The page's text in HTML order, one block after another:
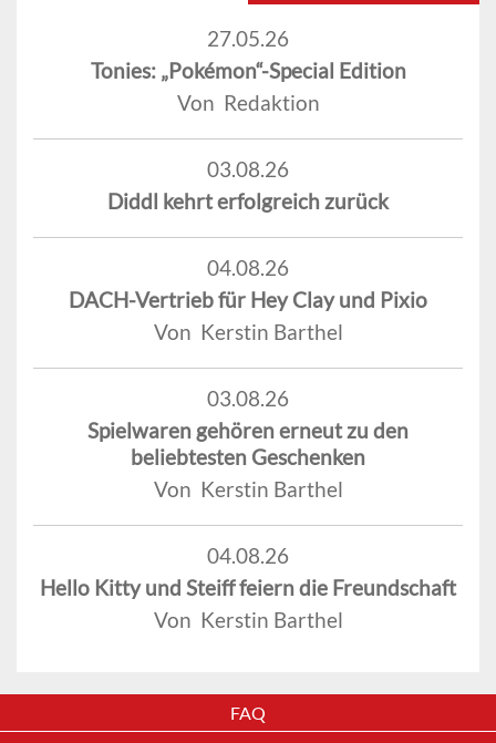
27.05.26
Tonies: „Pokémon“-Special Edition
Von Redaktion
03.08.26
Diddl kehrt erfolgreich zurück
04.08.26
DACH-Vertrieb für Hey Clay und Pixio
Von Kerstin Barthel
03.08.26
Spielwaren gehören erneut zu den
beliebtesten Geschenken
Von Kerstin Barthel
04.08.26
Hello Kitty und Steiff feiern die Freundschaft
Von Kerstin Barthel
FAQ